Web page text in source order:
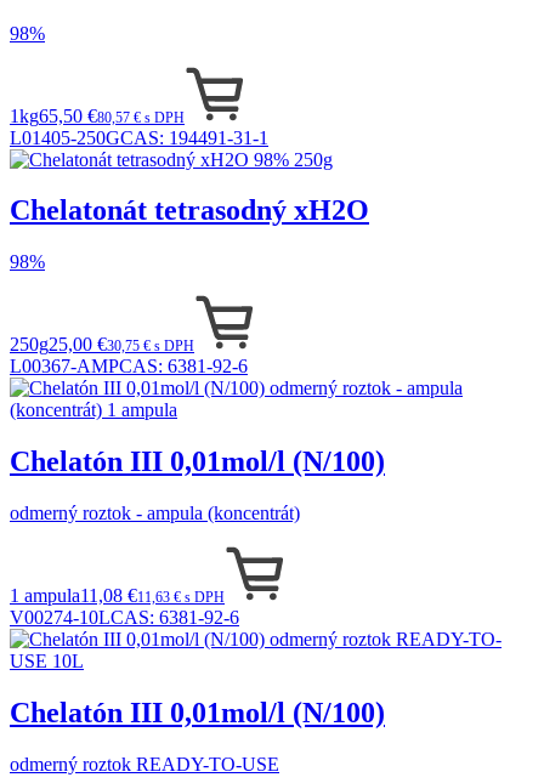
98%
1kg65,50 €80,57 € s DPH
L01405-250GCAS: 194491-31-1
Chelatonát tetrasodný xH2O
98%
250g25,00 €30,75 € s DPH
L00367-AMPCAS: 6381-92-6
Chelatón III 0,01mol/l (N/100)
odmerný roztok - ampula (koncentrát)
1 ampula11,08 €11,63 € s DPH
V00274-10LCAS: 6381-92-6
Chelatón III 0,01mol/l (N/100)
odmerný roztok READY-TO-USE